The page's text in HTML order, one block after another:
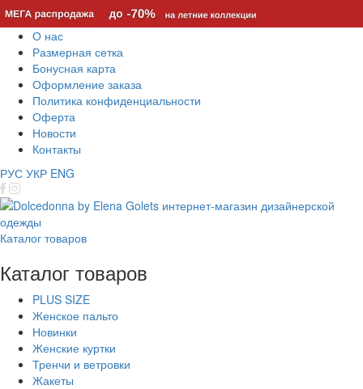
О нас
Размерная сетка
Бонусная карта
Оформление заказа
Политика конфиденциальности
Оферта
Новости
Контакты
РУС УКР ENG
Каталог товаров
Каталог товаров
PLUS SIZE
Женское пальто
Новинки
Женские куртки
Тренчи и ветровки
Жакеты